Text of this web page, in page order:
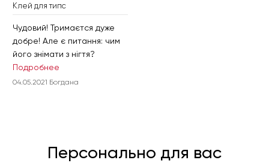
Клей для типс
Чудовий! Тримаєтся дуже
добре! Але є питання: чим
його знімати з нігтя?
Подробнее
04.05.2021 Богдана
Персонально для вас